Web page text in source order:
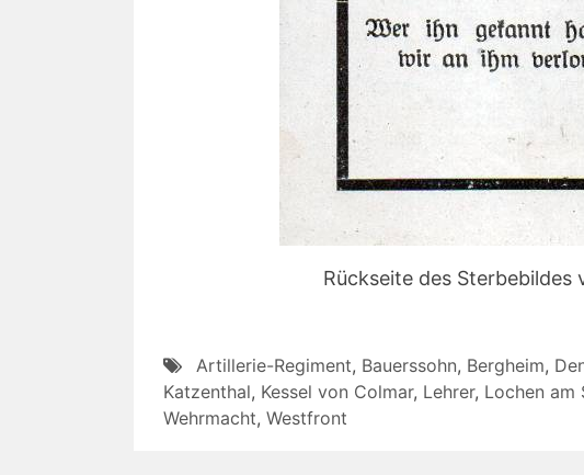
Rückseite des Sterbebildes
Artillerie-Regiment, Bauerssohn, Bergheim,
Katzenthal, Kessel von Colmar, Lehrer, Lochen am
Wehrmacht, Westfront